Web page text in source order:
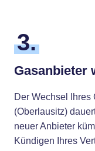
3.
Gasanbieter
Der Wechsel Ihres
(Oberlausitz)
neuer Anbieter
Kündigen Ihres